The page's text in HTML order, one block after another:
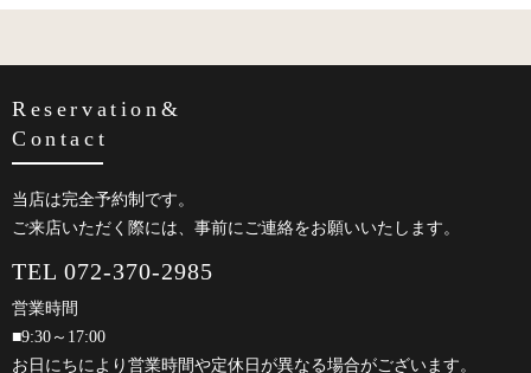
Reservation&
Contact
当店は完全予約制です。
ご来店いただく際には、事前にご連絡をお願いいたします。
TEL 072-370-2985
営業時間
■9:30～17:00
お日にちにより営業時間や定休日が異なる場合がございます。